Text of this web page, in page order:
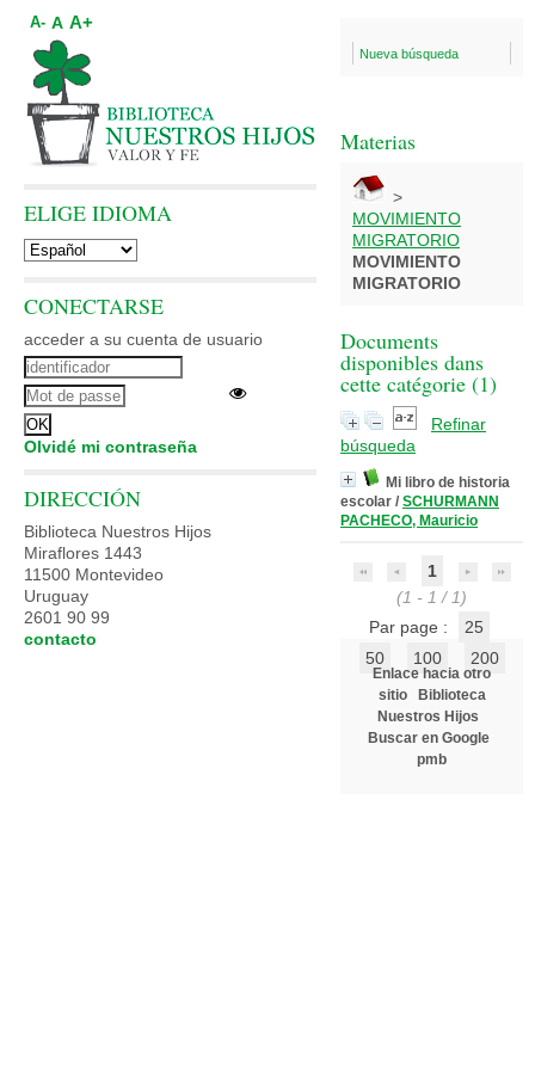
Nueva búsqueda
Materias
>
MOVIMIENTO
MIGRATORIO
MOVIMIENTO
MIGRATORIO
Documents
disponibles dans
cette catégorie (1)
Refinar
búsqueda
Mi libro de historia
escolar / SCHURMANN
PACHECO, Mauricio
1
(1 - 1 / 1)
Par page :
25
50
100 200
Enlace hacia otro
sitio
Biblioteca
Nuestros Hijos
Buscar en Google
pmb
A- A A+
ELIGE IDIOMA
CONECTARSE
acceder a su cuenta de usuario
Olvidé mi contraseña
DIRECCIÓN
Biblioteca Nuestros Hijos
Miraflores 1443
11500 Montevideo
Uruguay
2601 90 99
contacto